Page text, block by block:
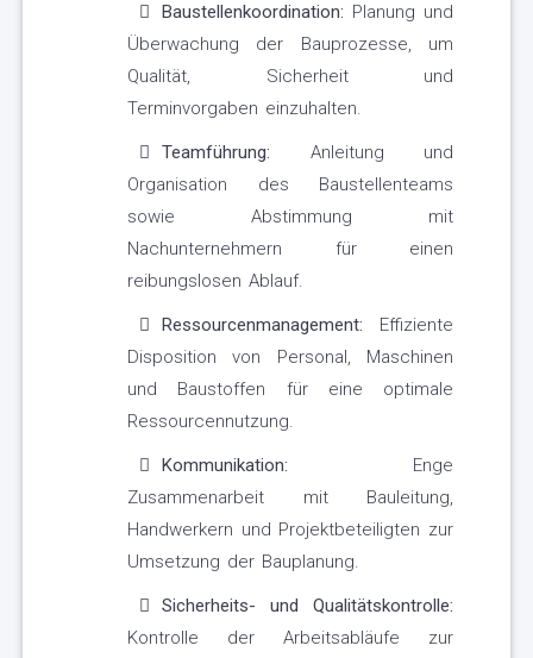
Baustellenkoordination: Planung und
Überwachung der Bauprozesse, um
Qualität, Sicherheit und
Terminvorgaben einzuhalten.
Teamführung: Anleitung und
Organisation des Baustellenteams
sowie Abstimmung mit
Nachunternehmern für einen
reibungslosen Ablauf.
Ressourcenmanagement: Effiziente
Disposition von Personal, Maschinen
und Baustoffen für eine optimale
Ressourcennutzung.
Kommunikation: Enge
Zusammenarbeit mit Bauleitung,
Handwerkern und Projektbeteiligten zur
Umsetzung der Bauplanung.
Sicherheits- und Qualitätskontrolle:
Kontrolle der Arbeitsabläufe zur